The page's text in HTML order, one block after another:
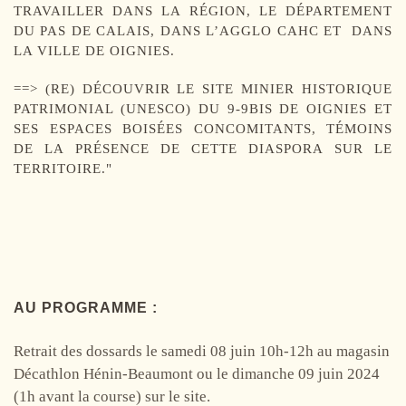
TRAVAILLER DANS LA RÉGION, LE DÉPARTEMENT
DU PAS DE CALAIS, DANS L’AGGLO CAHC ET DANS
LA VILLE DE OIGNIES.
==> (RE) DÉCOUVRIR LE SITE MINIER HISTORIQUE
PATRIMONIAL (UNESCO) DU 9-9BIS DE OIGNIES ET
SES ESPACES BOISÉES CONCOMITANTS, TÉMOINS
DE LA PRÉSENCE DE CETTE DIASPORA SUR LE
TERRITOIRE."
AU PROGRAMME :
Retrait des dossards le samedi 08 juin 10h-12h au magasin
Décathlon Hénin-Beaumont ou le dimanche 09 juin 2024
(1h avant la course) sur le site.